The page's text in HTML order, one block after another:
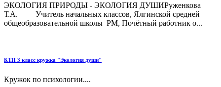
ЭКОЛОГИЯ ПРИРОДЫ - ЭКОЛОГИЯ ДУШИРуженкова
Т.А. Учитель начальных классов, Ялгинской средней
общеобразовательной школы РМ, Почётный работник о...
КТП 3 класс кружка "Экология души"
Кружок по психологии....